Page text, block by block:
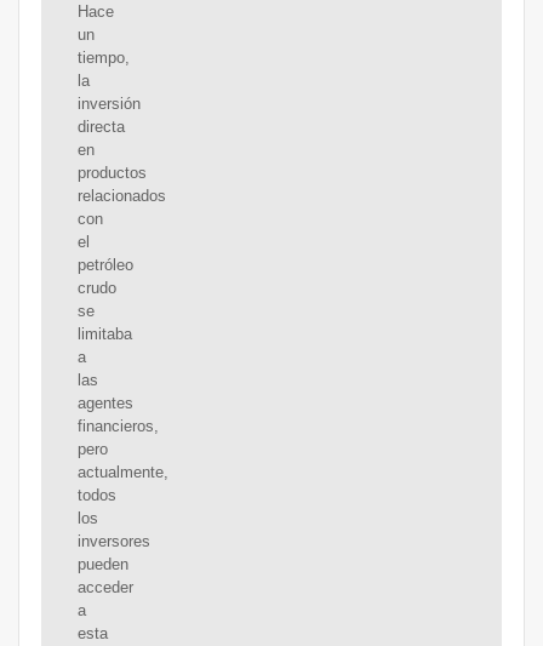
Hace
un
tiempo,
la
inversión
directa
en
productos
relacionados
con
el
petróleo
crudo
se
limitaba
a
las
agentes
financieros,
pero
actualmente,
todos
los
inversores
pueden
acceder
a
esta